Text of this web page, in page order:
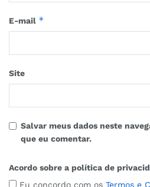
E-mail *
Site
Salvar meus dados neste
que eu comentar.
Acordo sobre a política de
Eu concordo com os Termos e